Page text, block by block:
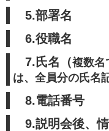
5.部署名
6.役職名
7.氏名（複数名
は、全員分の氏名
8.電話番号
9.説明会後、